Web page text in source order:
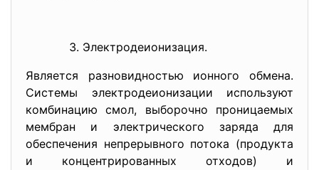
Электродеионизация.
Является разновидностью ионного обмена.
Системы электродеионизации используют
комбинацию смол, выборочно проницаемых
мембран и электрического заряда для
обеспечения непрерывного потока (продукта
и концентрированных отходов) и